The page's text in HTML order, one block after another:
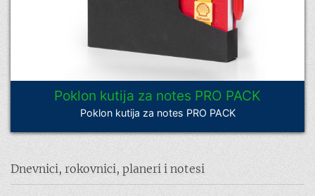
Poklon kutija za notes PRO PACK
Poklon kutija za notes PRO PACK
Dnevnici, rokovnici, planeri i notesi